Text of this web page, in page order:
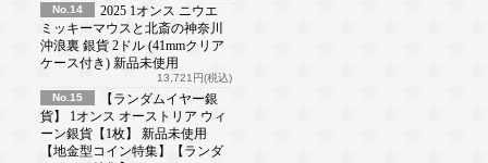
No.14
2025 1オンス ニウエ
ミッキーマウスと北斎の神奈川
沖浪裏 銀貨 2ドル (41mmクリア
ケース付き) 新品未使用
13,721円(税込)
No.15
【ランダムイヤー銀
貨】 1オンス オーストリア ウィ
ーン銀貨【1枚】 新品未使用
【地金型コイン特集】【ランダ